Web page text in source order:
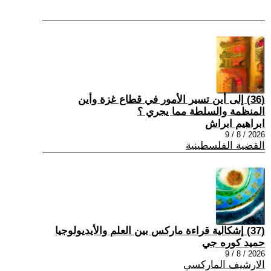
(36) إلى أين تسير الأمور في قطاع غزة وأين
المنظمة والسلطة مما يجري ؟
ابراهيم ابراش
2026 / 8 / 9
القضية الفلسطينية
(37) إشكالية قراءة ماركس بين العلم والأيديولوجيا
حميد كوره جي
2026 / 8 / 9
الارشيف الماركسي